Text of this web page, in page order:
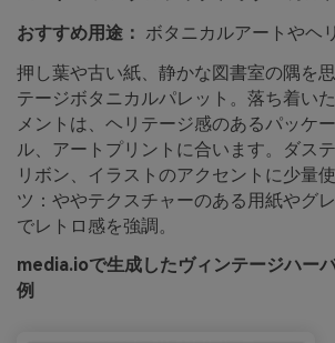
おすすめ用途： ボタニカルアートやヘ
押し葉や古い紙、静かな図書室の隅を
テージボタニカルパレット。落ち着い
メントは、ヘリテージ感のあるパッケ
ル、アートプリントに合います。ダス
リボン、イラストのアクセントに少量
ツ：ややテクスチャーのある用紙やグ
でレトロ感を強調。
media.ioで生成したヴィンテージハー
例